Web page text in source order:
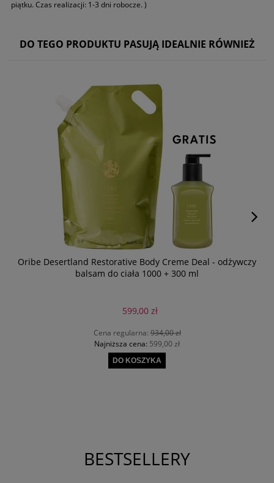
piątku. Czas realizacji: 1-3 dni robocze. )
DO TEGO PRODUKTU PASUJĄ IDEALNIE RÓWNIEŻ
Oribe Desertland Restorative Body Creme Deal - odżywczy
balsam do ciała 1000 + 300 ml
599,00 zł
Cena regularna:934,00 zł
Najniższa cena: 599,00 zł
DO KOSZYKA
BESTSELLERY